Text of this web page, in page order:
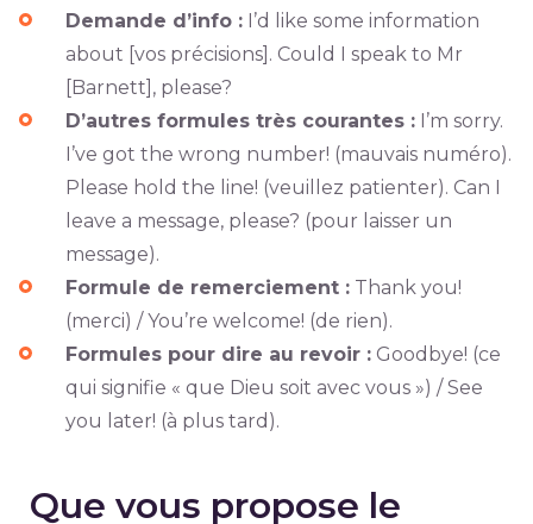
Demande d’info :I’d like some information
about [vos précisions]. Could I speak to Mr
[Barnett], please?
D’autres formules très courantes :I’m sorry.
I’ve got the wrong number! (mauvais numéro).
Please hold the line! (veuillez patienter). Can I
leave a message, please? (pour laisser un
message).
Formule de remerciement :Thank you!
(merci) / You’re welcome! (de rien).
Formules pour dire au revoir :Goodbye! (ce
qui signifie « que Dieu soit avec vous ») / See
you later! (à plus tard).
Que vous propose le